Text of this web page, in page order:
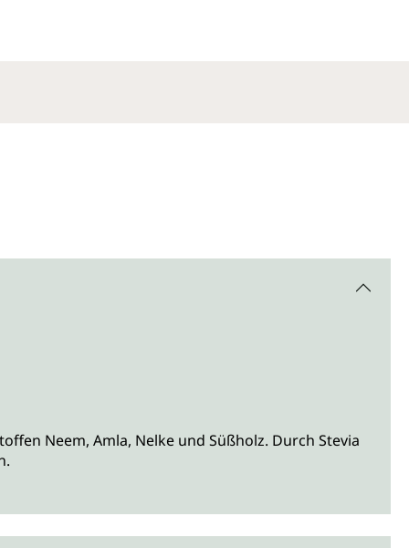
Neem, Amla, Nelke und Süßholz. Durch Stevia